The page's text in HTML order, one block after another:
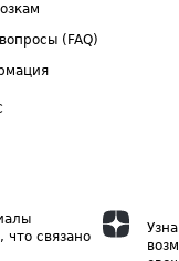
(FAQ)
что связано